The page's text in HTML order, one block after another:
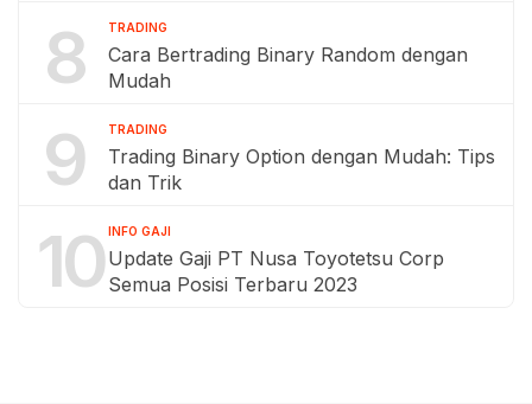
8 TRADING
Cara Bertrading Binary Random dengan
Mudah
9 TRADING
Trading Binary Option dengan Mudah: Tips
dan Trik
10 INFO GAJI
Update Gaji PT Nusa Toyotetsu Corp
Semua Posisi Terbaru 2023